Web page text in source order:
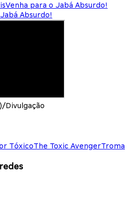
Venha para o Jabá Absurdo!
Absurdo!
Divulgação
TóxicoThe Toxic AvengerTroma